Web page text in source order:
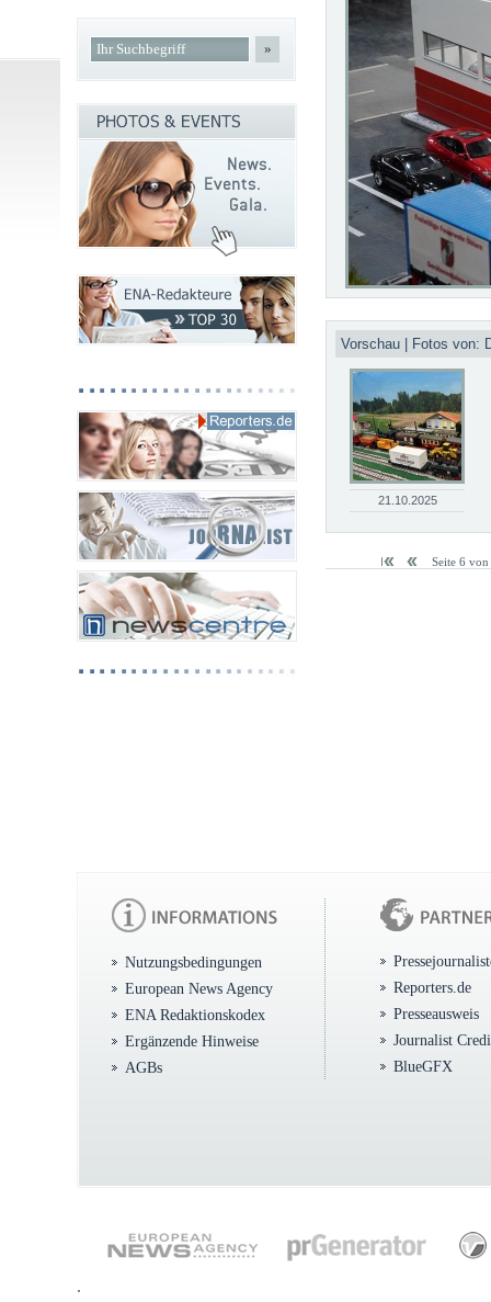
Vorschau | Fotos von:
21.10.2025
Seite 6 von
»
Nutzungsbedingungen
European News Agency
ENA Redaktionskodex
Ergänzende Hinweise
AGBs
Reporters.de
Presseausweis
Journalist
BlueGFX
.